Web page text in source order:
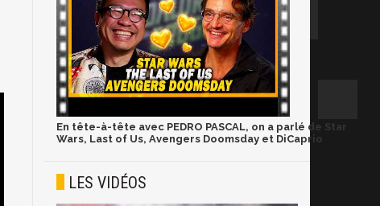
En tête-à-tête avec PEDRO PASCAL, on a parlé de Star
Wars, Last of Us, Avengers Doomsday et DiCaprio
LES VIDÉOS